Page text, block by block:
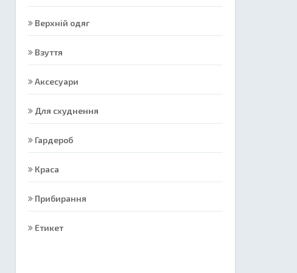
Верхній одяг
Взуття
Аксесуари
Для схуднення
Гардероб
Краса
Прибирання
Етикет